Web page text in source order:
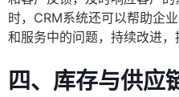
时，CRM系统还可以帮助企
和服务中的问题，持续改进，
四、库存与供应